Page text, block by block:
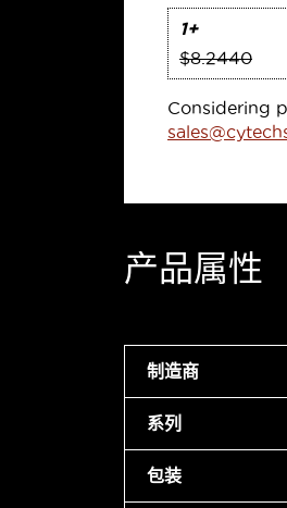
1+
$8.2440
Considering
产品属性
制造商
系列
包装